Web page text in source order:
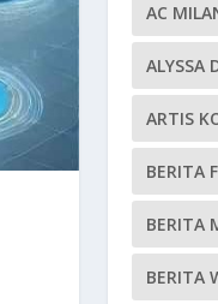
AC
ALYSSA
ARTIS
BERITA
BERITA
BERITA